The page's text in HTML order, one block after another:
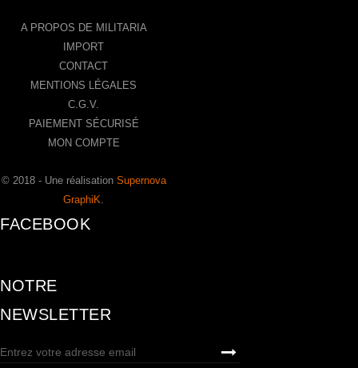
A PROPOS DE MILITARIA
IMPORT
CONTACT
MENTIONS LÉGALES
C.G.V.
PAIEMENT SÉCURISÉ
MON COMPTE
© 2018 - Une réalisation Supernova
GraphiK
FACEBOOK
NOTRE
NEWSLETTER